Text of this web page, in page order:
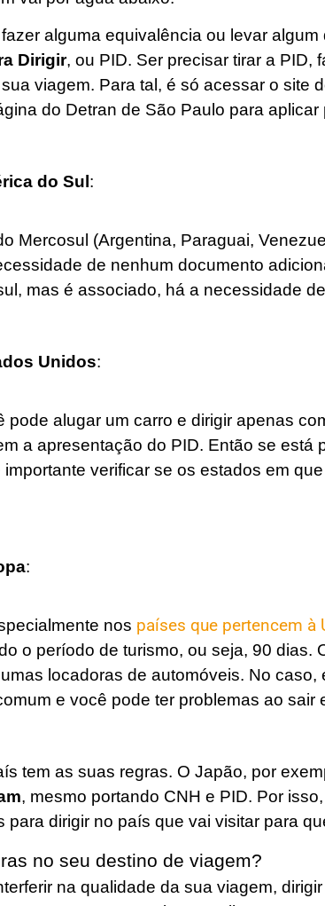
alguma equivalência ou levar
Dirigir, ou PID. Ser precisar tirar a PID,
viagem. Para tal, é só acessar o site
do Detran de São Paulo para aplicar
do Sul:
Mercosul (Argentina, Paraguai,
de nenhum documento
mas é associado, há a necessidade
Unidos:
alugar um carro e dirigir apenas
a apresentação do PID. Então se está
importante verificar se os estados em
:
nos países que pertencem à
o período de turismo, ou seja, 90 dias.
locadoras de automóveis. No caso,
e você pode ter problemas ao sair
tem as suas regras. O Japão, por
, mesmo portando CNH e PID. Por
para dirigir no país que vai visitar para
no seu destino de viagem?
na qualidade da sua viagem,